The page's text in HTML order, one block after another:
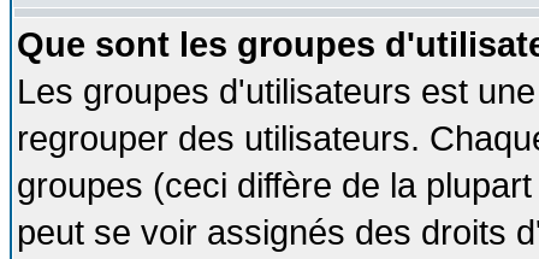
Que sont les groupes
Les groupes d'utilisateurs est
regrouper des utilisateurs.
groupes (ceci diffère de la
peut se voir assignés des droits